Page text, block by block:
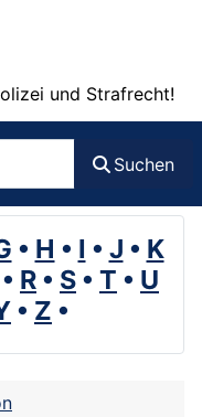
und Strafrecht!
Suchen
• H • I • J • K
• R • S • T • U
• Z •